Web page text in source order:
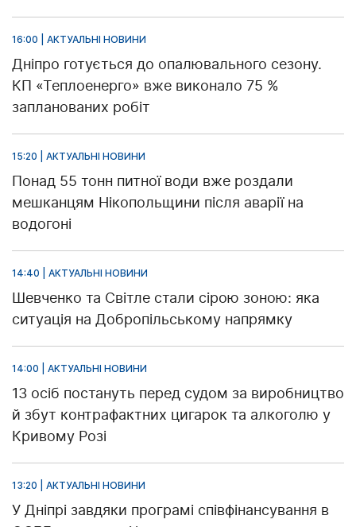
16:00 | АКТУАЛЬНІ НОВИНИ
Дніпро готується до опалювального сезону.
КП «Теплоенерго» вже виконало 75 %
запланованих робіт
15:20 | АКТУАЛЬНІ НОВИНИ
Понад 55 тонн питної води вже роздали
мешканцям Нікопольщини після аварії на
водогоні
14:40 | АКТУАЛЬНІ НОВИНИ
Шевченко та Світле стали сірою зоною: яка
ситуація на Добропільському напрямку
14:00 | АКТУАЛЬНІ НОВИНИ
13 осіб постануть перед судом за виробництво
й збут контрафактних цигарок та алкоголю у
Кривому Розі
13:20 | АКТУАЛЬНІ НОВИНИ
У Дніпрі завдяки програмі співфінансування в